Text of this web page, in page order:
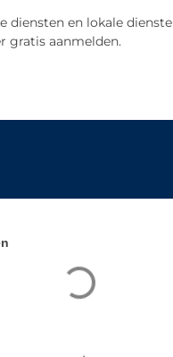
diensten en lokale
gratis aanmelden.